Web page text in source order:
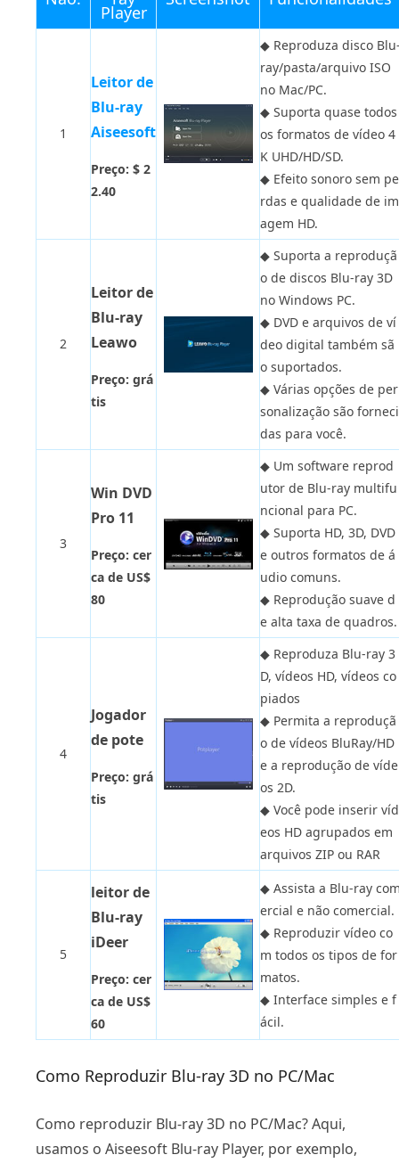
Player
1
Leitor de
Blu-ray
Aiseesoft
Preço: $ 2
2.40
◆ Reproduza disco
ray/pasta/arquivo ISO
no Mac/PC.
◆ Suporta quase todos
os formatos de vídeo 4
K UHD/HD/SD.
◆ Efeito sonoro sem pe
rdas e qualidade de im
agem HD.
2
Leitor de
Blu-ray
Leawo
Preço: grá
tis
◆ Suporta a reproduçã
o de discos Blu-ray 3D
no Windows PC.
◆ DVD e arquivos de ví
deo digital também sã
o suportados.
◆ Várias opções de per
sonalização são forneci
das para você.
3
Win DVD
Pro 11
Preço: cer
ca de US$
80
◆ Um software reprod
utor de Blu-ray multifu
ncional para PC.
◆ Suporta HD, 3D, DVD
e outros formatos de á
udio comuns.
◆ Reprodução suave d
e alta taxa de quadros.
4
Jogador
de pote
Preço: grá
tis
◆ Reproduza Blu-ray 3
D, vídeos HD, vídeos co
piados
◆ Permita a reproduçã
o de vídeos BluRay/HD
e a reprodução de víde
os 2D.
◆ Você pode inserir víd
eos HD agrupados em
arquivos ZIP ou RAR
5
leitor de
Blu-ray
iDeer
Preço: cer
ca de US$
60
◆ Assista a Blu-ray
ercial e não comercial.
◆ Reproduzir vídeo co
m todos os tipos de for
matos.
◆ Interface simples e f
ácil.
Como Reproduzir Blu-ray 3D no PC/Mac
Como reproduzir Blu-ray 3D no PC/Mac? Aqui,
usamos o Aiseesoft Blu-ray Player, por exemplo,